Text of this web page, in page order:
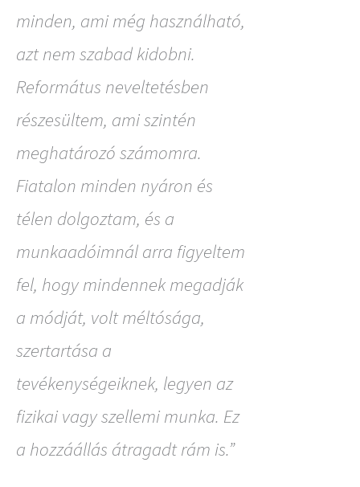
minden, ami még használható,
azt nem szabad kidobni.
Református neveltetésben
részesültem, ami szintén
meghatározó számomra.
Fiatalon minden nyáron és
télen dolgoztam, és a
munkaadóimnál arra figyeltem
fel, hogy mindennek megadják
a módját, volt méltósága,
szertartása a
tevékenységeiknek, legyen az
fizikai vagy szellemi munka. Ez
a hozzáállás átragadt rám is.”